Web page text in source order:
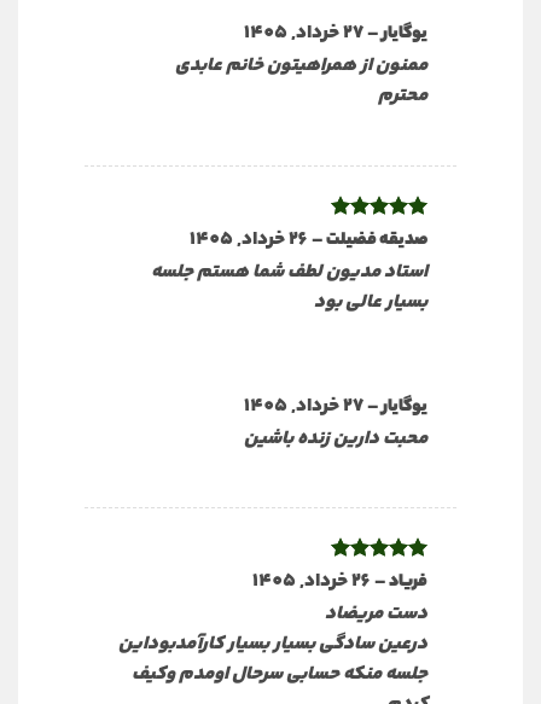
یوگایار–27 خرداد, 1405
ممنون از همراهیتون خانم عابدی
محترم
نمره5از
صدیقه فضیلت–26 خرداد, 1405
استاد مدیون لطف شما هستم جلسه
بسیار عالی بود
یوگایار–27 خرداد, 1405
محبت دارین زنده باشین
نمره5 از
فریاد–26 خرداد, 1405
دست مریضاد
درعین سادگی بسیار بسیار کارآمدبوداین
جلسه منکه حسابی سرحال اومدم وکیف